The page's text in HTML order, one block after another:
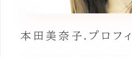
本田美奈子.プロフ